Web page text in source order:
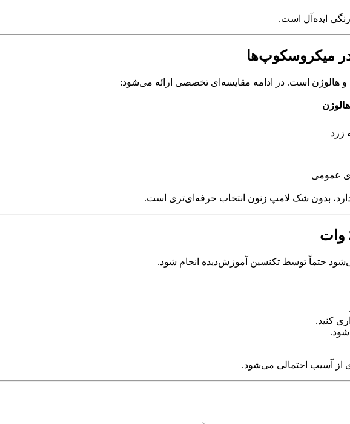
ایده‌آل است.
میکروسکوپ‌ها
و هالوژن است. در ادامه مقایسه‌ای تخصصی ارائه می‌شود:
زرد
عمومی
بدون شک لامپ زنون انتخاب حرفه‌ای‌تری است.
حتماً توسط تکنسین آموزش‌دیده انجام شود.
کنید.
از آسیب احتمالی می‌شود.